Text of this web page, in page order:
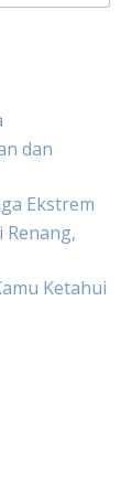
dan
Ekstrem
Ketahui